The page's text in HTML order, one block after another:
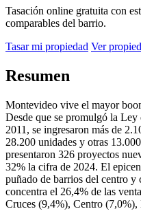
Tasación online gratuita con
comparables del barrio.
Tasar mi propiedad Ver
Resumen
Montevideo vive el mayor
Desde que se promulgó la
2011, se ingresaron más de
28.200 unidades y otras
presentaron 326 proyectos
32% la cifra de 2024. El
puñado de barrios del centro
concentra el 26,4% de las
Cruces (9,4%), Centro